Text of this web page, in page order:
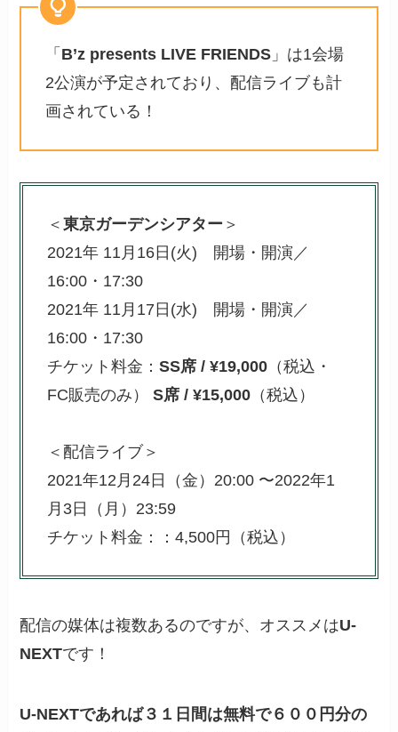
「 B’z presents LIVE FRIENDS 」は1会場
2公演が予定されており、配信ライブも計
画されている！
＜東京ガーデンシアター ＞
2021年 11月16日(火) 開場・開演／
16:00・17:30
2021年 11月17日(水) 開場・開演／
16:00・17:30
チケット料金：SS席 / ¥19,000 （税込・
FC販売のみ）S席 / ¥15,000 （税込）
＜配信ライブ＞
2021年12月24日（金）20:00 〜2022年1
月3日（月）23:59
チケット料金：：4,500円（税込）
配信の媒体は複数あるのですが、オススメはU-
NEXTです！
U-NEXTであれば３１日間は無料で６００円分の